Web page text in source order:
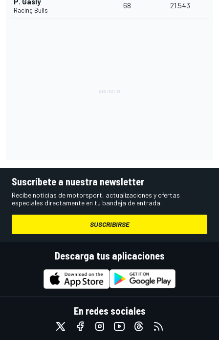
Racing Bulls
68 21.543
Suscríbete a nuestra newsletter
Recibe noticias de motorsport, actualizaciones y ofertas
especiales directamente en tu bandeja de entrada.
SUSCRIBIRSE
Descarga tus aplicaciones
En redes sociales